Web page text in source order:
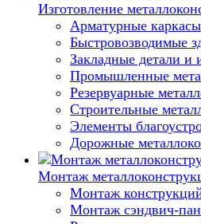
Изготовление
Арматурные каркасы
Быстровозводимые
Закладные детали и
Промышленные
Резервуарные
Строительные
Элементы
Дорожные
Монтаж
Монтаж
Монтаж сэндвич-